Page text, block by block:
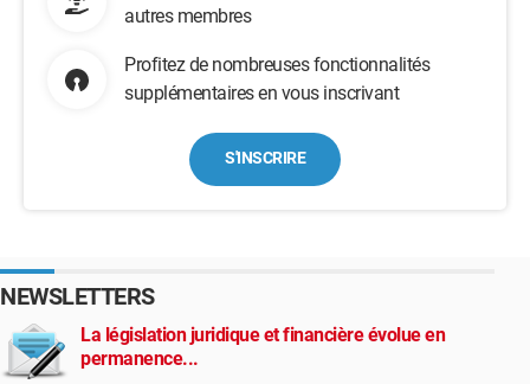
autres membres
Profitez de nombreuses fonctionnalités
supplémentaires en vous inscrivant
S'INSCRIRE
NEWSLETTERS
La législation juridique et financière évolue en
permanence...